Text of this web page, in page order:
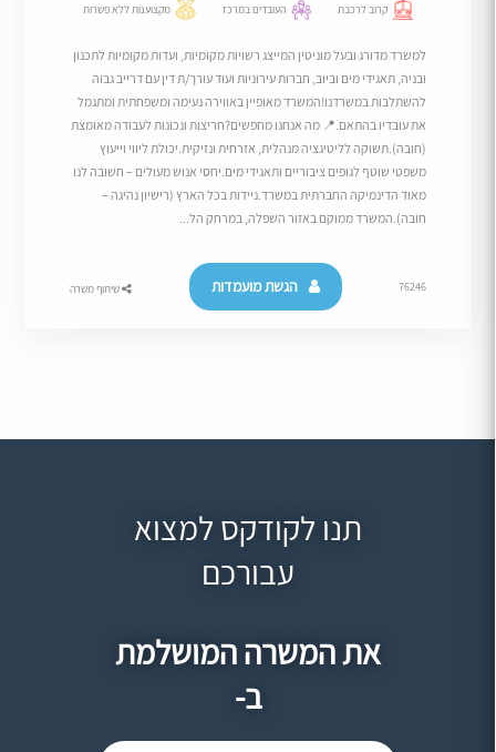
קרוב לרכבת העובדים במרכז מקצוענות ללא פשרות
למשרד מדורג ובעל מוניטין המייצג רשויות מקומיות, ועדות מקומיות לתכנון
ובניה, תאגידי מים וביוב, חברות עירוניות ועוד עורך/ת דין עם דרייב גבוה
להשתלבות במשרדנו!המשרד מאופיין באווירה נעימה ומשפחתית ומתגמל
את עובדיו בהתאם.​📍 מה אנחנו מחפשים?חריצות ונכונות לעבודה מאומצת
(חובה).​תשוקה לליטיגציה מנהלית, אזרחית ונזיקית.​יכולת ליווי וייעוץ
משפטי שוטף לגופים ציבוריים ותאגידי מים.​יחסי אנוש מעולים – חשובה לנו
מאוד הדינמיקה החברתית במשרד.​ניידות בכל הארץ (רישיון נהיגה –
חובה).המשרד ממוקם באזור השפלה, במרחק הל...
76246 הגשת מועמדות שיתוף משרה
תנו לקודקס למצוא
עבורכם
את המשרה המושלמת
ב-